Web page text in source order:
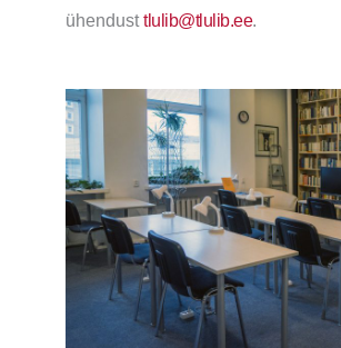
ühendusttlulib@tlulib.ee.